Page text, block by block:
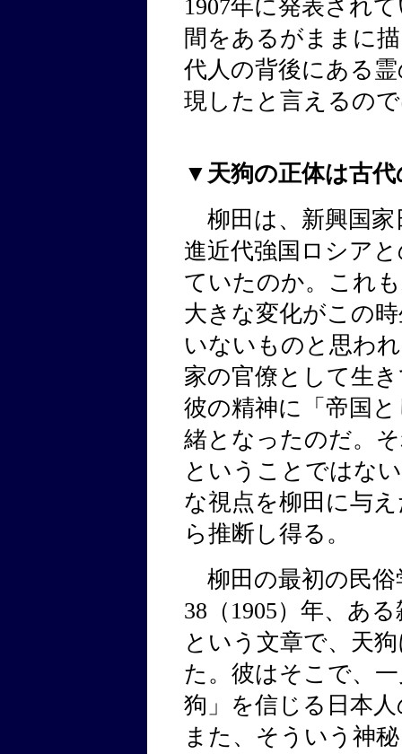
1907年に発表され
間をあるがままに
代人の背後にある
現したと言えるの
▼天狗の正体は古
柳田は、新興国家
進近代強国ロシア
ていたのか。これ
大きな変化がこの
いないものと思わ
家の官僚として生
彼の精神に「帝国
緒となったのだ。
ということではな
な視点を柳田に与
ら推断し得る。
柳田の最初の民俗
38（1905）年、あ
という文章で、天
た。彼はそこで、
狗」を信じる日本
また、そういう神